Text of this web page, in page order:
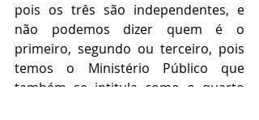
pois os três são independentes, e
não podemos dizer quem é o
primeiro, segundo ou terceiro, pois
temos o Ministério Público que
também se intitula como o quarto